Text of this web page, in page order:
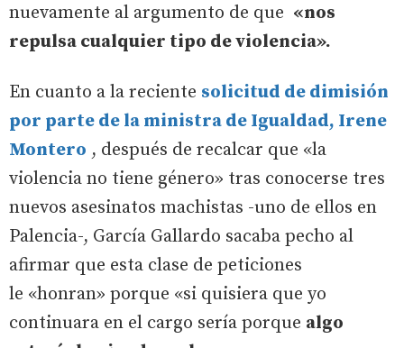
nuevamente al argumento de que «nos
repulsa cualquier tipo de violencia».
En cuanto a la reciente solicitud de dimisión
por parte de la ministra de Igualdad, Irene
Montero , después de recalcar que «la
violencia no tiene género» tras conocerse tres
nuevos asesinatos machistas -uno de ellos en
Palencia-, García Gallardo sacaba pecho al
afirmar que esta clase de peticiones
le «honran» porque «si quisiera que yo
continuara en el cargo sería porque algo